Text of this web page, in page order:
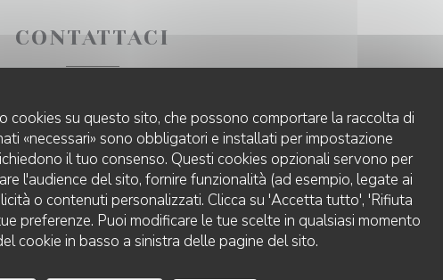
cookies su questo sito, che possono comportare la raccolta di
«necessari» sono obbligatori e installati per impostazione
il tuo consenso. Questi cookies opzionali servono per
l'audience del sito, fornire funzionalità (ad esempio, legate ai
o contenuti personalizzati. Clicca su 'Accetta tutto', 'Rifiuta
preferenze. Puoi modificare le tue scelte in qualsiasi momento
cookie in basso a sinistra delle pagine del sito.
CONTATTACI
il modulo sottostante!
SABLÉ